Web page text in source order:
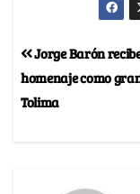
Jorge Barón
homenaje como
Tolima